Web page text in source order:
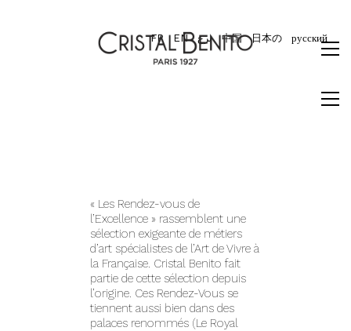
FR EN برع 中国 日本の русский
« Les Rendez-vous de
l’Excellence » rassemblent une
sélection exigeante de métiers
d’art spécialistes de l’Art de Vivre à
la Française. Cristal Benito fait
partie de cette sélection depuis
l’origine. Ces Rendez-Vous se
tiennent aussi bien dans des
palaces renommés (Le Royal